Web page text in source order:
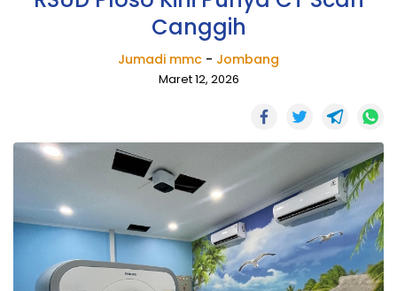
Canggih
Jumadi mmc - Jombang
Maret 12, 2026